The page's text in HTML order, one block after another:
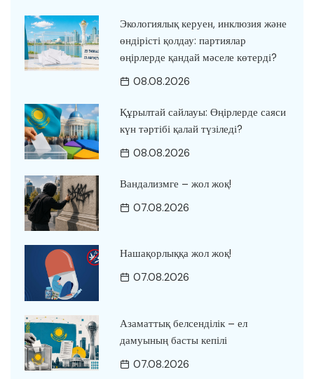
Экологиялық керуен, инклюзия және
өндірісті қолдау: партиялар
өңірлерде қандай мәселе көтерді?
08.08.2026
Құрылтай сайлауы: Өңірлерде саяси
күн тәртібі қалай түзіледі?
08.08.2026
Вандализмге – жол жоқ!
07.08.2026
Нашақорлыққа жол жоқ!
07.08.2026
Азаматтық белсенділік – ел
дамуының басты кепілі
07.08.2026